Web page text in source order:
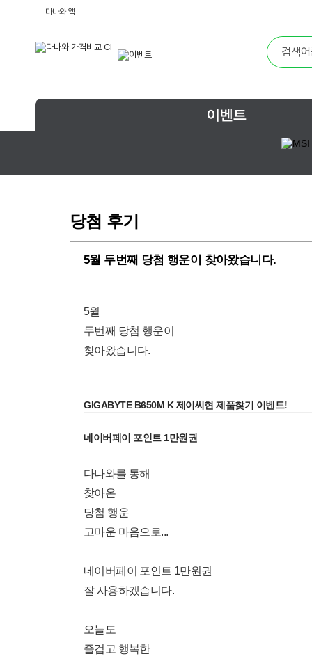
다나와 앱
이벤트
당첨 후기
5월 두번째 당첨 행운이 찾아왔습니다.
5월
두번째 당첨 행운이
찾아왔습니다.
GIGABYTE B650M K 제이씨현 제품찾기 이벤트!
네이버페이 포인트 1만원권
다나와를 통해
찾아온
당첨 행운
고마운 마음으로...
네이버페이 포인트 1만원권
잘 사용하겠습니다.
오늘도
즐겁고 행복한